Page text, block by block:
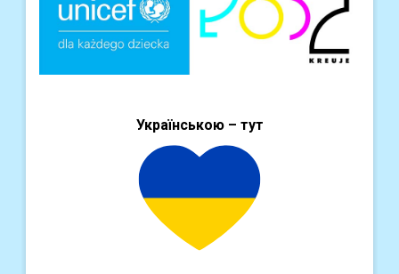
Українською – тут